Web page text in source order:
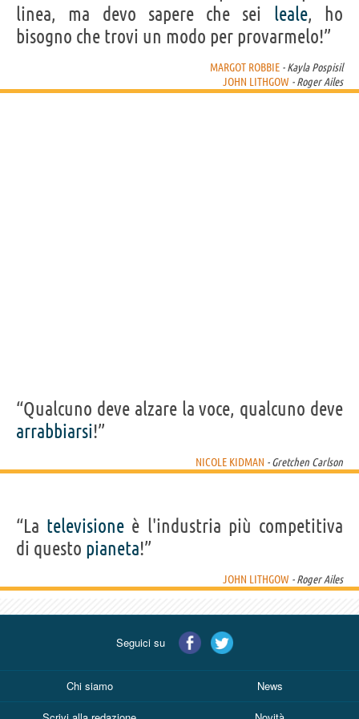
linea, ma devo sapere che sei leale, ho
bisogno che trovi un modo per provarmelo!”
MARGOT ROBBIE - Kayla Pospisil
JOHN LITHGOW - Roger Ailes
“Qualcuno deve alzare la voce, qualcuno deve
arrabbiarsi!”
NICOLE KIDMAN - Gretchen Carlson
“La televisione è l'industria più competitiva
di questo pianeta!”
JOHN LITHGOW - Roger Ailes
Seguici su
Chi siamo News